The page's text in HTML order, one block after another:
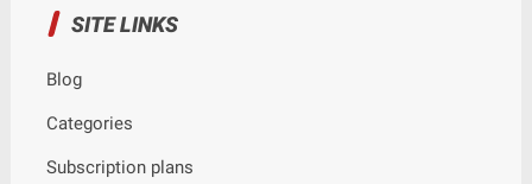
SITE LINKS
Blog
Categories
Subscription plans